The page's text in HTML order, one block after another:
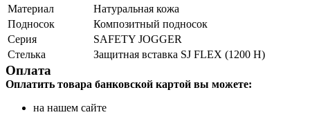
Материал
Натуральная кожа
Подносок
Композитный подносок
Серия
SAFETY JOGGER
Стелька
Защитная вставка SJ FLEX (1200 Н)
Оплата
Оплатить товара банковской картой вы можете:
на нашем сайте